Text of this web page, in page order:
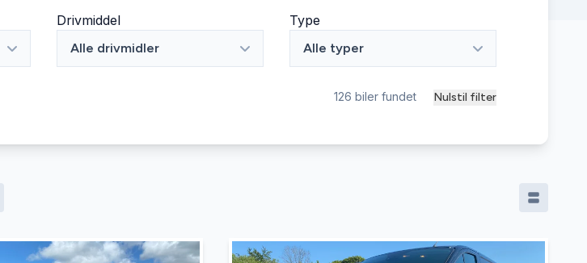
Drivmiddel
Alle drivmidler
Type
Alle typer
126 biler fundet Nulstil filter